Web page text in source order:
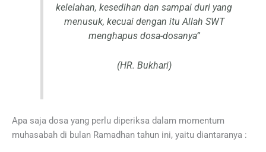
kelelahan, kesedihan dan sampai duri yang
menusuk, kecuai dengan itu Allah SWT
menghapus dosa-dosanya”
(HR. Bukhari)
Apa saja dosa yang perlu diperiksa dalam momentum
muhasabah di bulan Ramadhan tahun ini, yaitu diantaranya :